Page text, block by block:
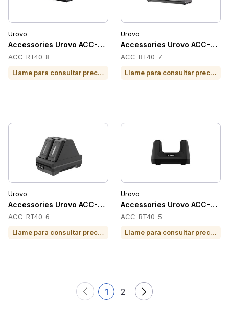
Urovo
Accessories Urovo ACC-RT40-8
ACC-RT40-8
Llame para consultar precio o para comprar
Urovo
Accessories Urovo ACC-
ACC-RT40-7
Llame para consultar precio o para comprar
Urovo
Accessories Urovo ACC-RT40-6
ACC-RT40-6
Llame para consultar precio o para comprar
Urovo
Accessories Urovo ACC-
ACC-RT40-5
Llame para consultar precio o para comprar
1 2